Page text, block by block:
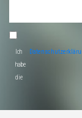
Ich
habe
die